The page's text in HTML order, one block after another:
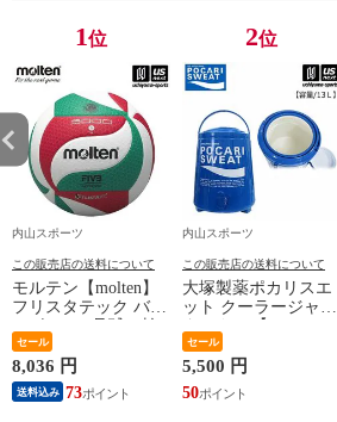
1位
内山スポーツ
この販売店の送料について
モルテン【molten】
フリスタテック バレ
定球）2026年継続モ
デル【国際公認球
V5M5000 ネーム加工
できません】【翌日
セール
8,036 円
送料込み 73
2位
内山スポーツ
この販売店の送料について
大塚製薬ポカリスエ
ット クーラージャグ
13リットル ジャグボ
トル 水分補給】【翌
日配達対象】[自社]
セール
5,500 円
50